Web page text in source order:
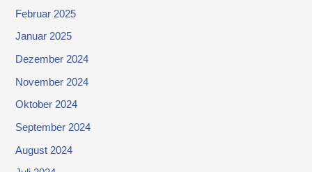
Februar 2025
Januar 2025
Dezember 2024
November 2024
Oktober 2024
September 2024
August 2024